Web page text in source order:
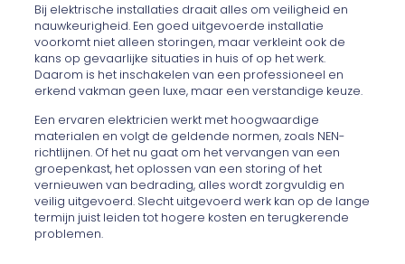
Bij elektrische installaties draait alles om veiligheid en
nauwkeurigheid. Een goed uitgevoerde installatie
voorkomt niet alleen storingen, maar verkleint ook de
kans op gevaarlijke situaties in huis of op het werk.
Daarom is het inschakelen van een professioneel en
erkend vakman geen luxe, maar een verstandige keuze.
Een ervaren elektricien werkt met hoogwaardige
materialen en volgt de geldende normen, zoals NEN-
richtlijnen. Of het nu gaat om het vervangen van een
groepenkast, het oplossen van een storing of het
vernieuwen van bedrading, alles wordt zorgvuldig en
veilig uitgevoerd. Slecht uitgevoerd werk kan op de lange
termijn juist leiden tot hogere kosten en terugkerende
problemen.